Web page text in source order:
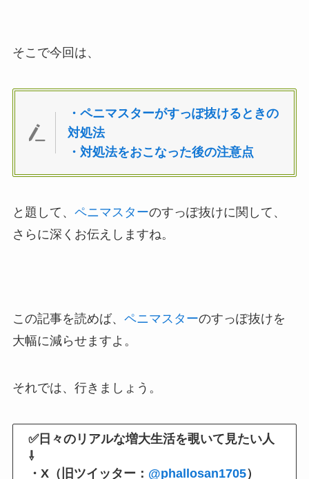
そこで今回は、
・ペニマスターがすっぽ抜けるときの
対処法
・対処法をおこなった後の注意点
と題して、 ペニマスターのすっぽ抜けに関して、
さらに深くお伝えしますね。
この記事を読めば、 ペニマスターのすっぽ抜けを
大幅に減らせますよ。
それでは、行きましょう。
✅日々のリアルな増大生活を覗いて見たい人
⇩
・X（旧ツイッター： @phallosan1705）